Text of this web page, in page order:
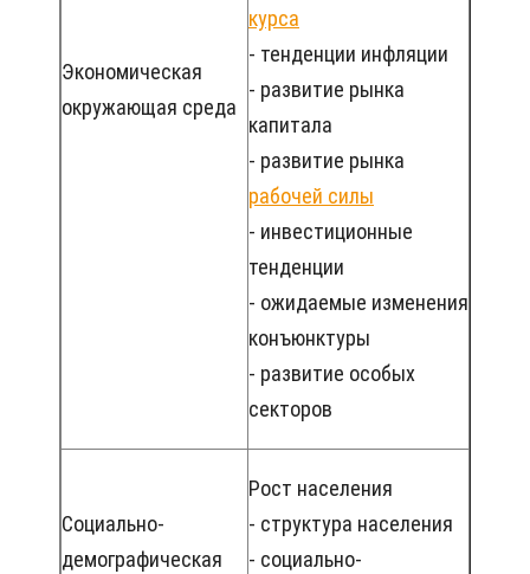
Экономическая
окружающая среда
курса
- тенденции инфляции
- развитие рынка
капитала
- развитие рынка
рабочей силы
- инвестиционные
тенденции
- ожидаемые изменения
конъюнктуры
- развитие особых
секторов
Социально-
демографическая
Рост населения
- структура населения
- социально-